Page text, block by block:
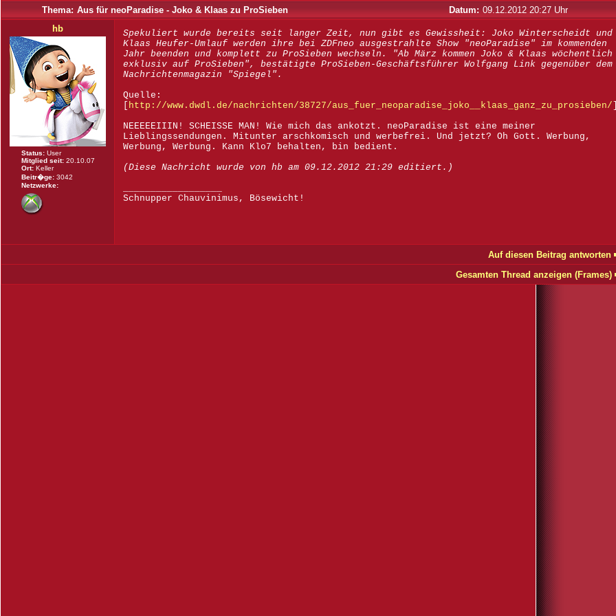
Thema: Aus für neoParadise - Joko & Klaas zu ProSieben Datum: 09.12.2012 20:27 Uhr
hb
Status: User
Mitglied seit: 20.10.07
Ort: Keller
Beitr�ge: 3042
Netzwerke:
Spekuliert wurde bereits seit langer Zeit, nun gibt es Gewissheit: Joko Winterscheidt und
Klaas Heufer-Umlauf werden ihre bei ZDFneo ausgestrahlte Show "neoParadise" im kommenden
Jahr beenden und komplett zu ProSieben wechseln. "Ab März kommen Joko & Klaas wöchentlich
exklusiv auf ProSieben", bestätigte ProSieben-Geschäftsführer Wolfgang Link gegenüber dem
Nachrichtenmagazin "Spiegel".
Quelle:
http://www.dwdl.de/nachrichten/38727/aus_fuer_neoparadise_joko__klaas_ganz_zu_prosieben/
NEEEEEIIIN! SCHEISSE MAN! Wie mich das ankotzt. neoParadise ist eine meiner
Lieblingssendungen. Mitunter arschkomisch und werbefrei. Und jetzt? Oh Gott. Werbung,
Werbung, Werbung. Kann Klo7 behalten, bin bedient.
(Diese Nachricht wurde von hb am 09.12.2012 21:29 editiert.)
Schnupper Chauvinimus, Bösewicht!
Auf diesen Beitrag antworten
Gesamten Thread anzeigen (Frames)